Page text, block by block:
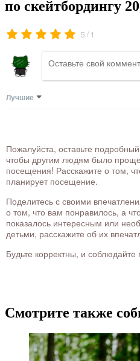
по скейтбордингу
5 / 1
Лучшие
Пожалуйста, оставьте
чтобы другим людям было
посещения! Расскажите о том,
планирует посещение.
Поделитесь с своими
о том, что вам понравилось, а
показалось интересным или
детьми, расскажите об их
Будьте корректны, и
Смотрите также